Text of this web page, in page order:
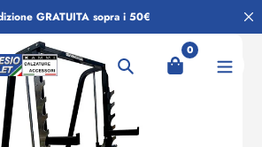
GRATUITA sopra i 50€
Ricerca
0